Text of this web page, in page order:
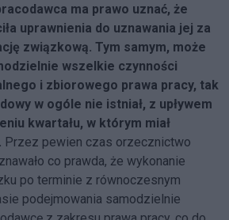
ma prawo uznać, że
uprawnienia do uznawania jej za
związkową. Tym samym, może
wszelkie czynności
i zbiorowego prawa pracy, tak
w ogóle nie istniał, z upływem
kwartału, w którym miał
Przez pewien czas orzecznictwo
co prawda, że wykonanie
po terminie z równoczesnym
podejmowania samodzielnie